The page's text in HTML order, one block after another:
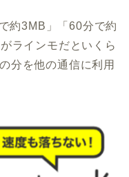
約3MB」「60分で約
ラインモだといくら
分を他の通信に利用